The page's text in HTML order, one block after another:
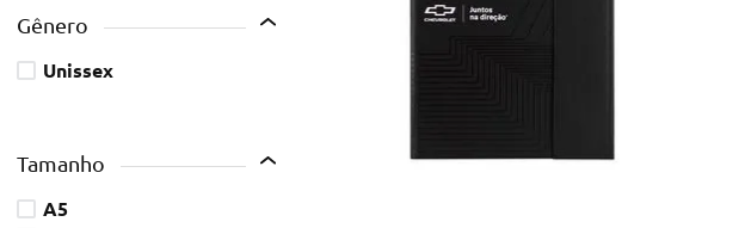
gênero
unissex
tamanho
A5
COMPRAR